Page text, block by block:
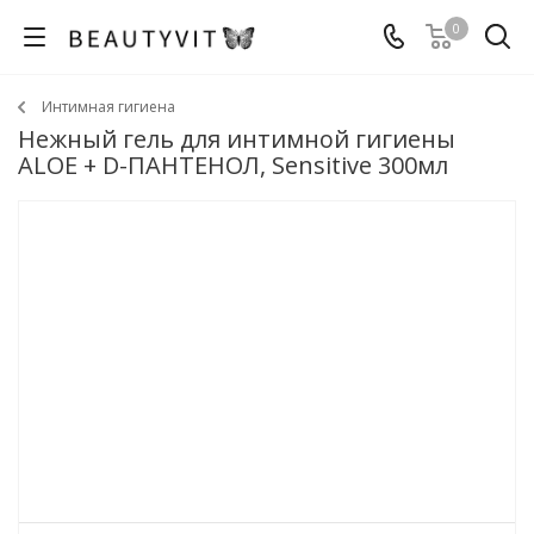
0
Интимная гигиена
Нежный гель для интимной гигиены
ALOE + D-ПАНТЕНОЛ, Sensitive 300мл